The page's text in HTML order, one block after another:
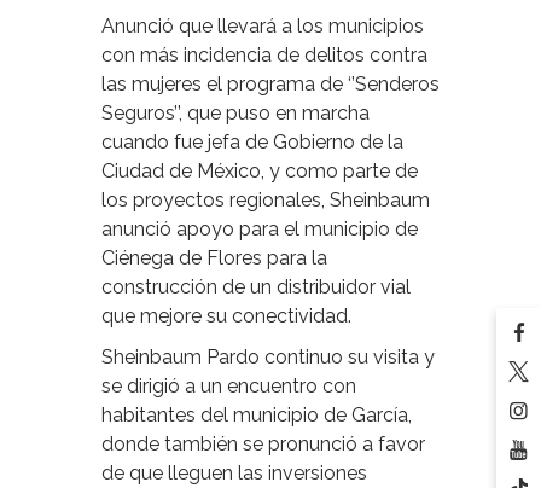
Anunció que llevará a los municipios
con más incidencia de delitos contra
las mujeres el programa de ‘’Senderos
Seguros’’, que puso en marcha
cuando fue jefa de Gobierno de la
Ciudad de México, y como parte de
los proyectos regionales, Sheinbaum
anunció apoyo para el municipio de
Ciénega de Flores para la
construcción de un distribuidor vial
que mejore su conectividad.
Sheinbaum Pardo continuo su visita y
se dirigió a un encuentro con
habitantes del municipio de García,
donde también se pronunció a favor
de que lleguen las inversiones